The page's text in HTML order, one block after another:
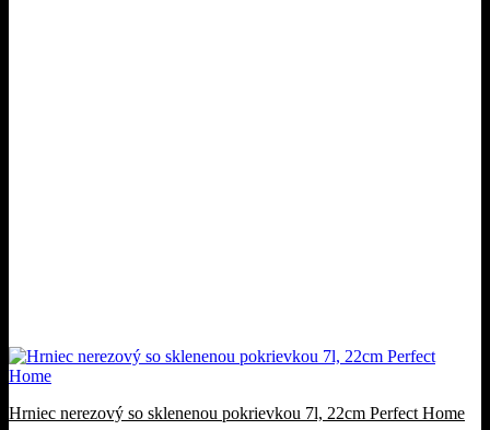
Hrniec nerezový so sklenenou pokrievkou 7l, 22cm Perfect Home